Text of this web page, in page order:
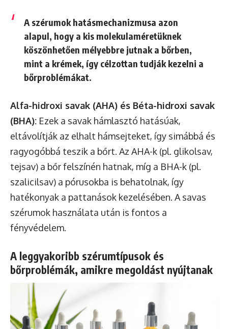
A szérumok hatásmechanizmusa azon
alapul, hogy a kis molekulaméretüknek
köszönhetően mélyebbre jutnak a bőrben,
mint a krémek, így célzottan tudják kezelni a
bőrproblémákat.
Alfa-hidroxi savak (AHA) és Béta-hidroxi savak
(BHA): Ezek a savak hámlasztó hatásúak,
eltávolítják az elhalt hámsejteket, így simábbá és
ragyogóbbá teszik a bőrt. Az AHA-k (pl. glikolsav,
tejsav) a bőr felszínén hatnak, míg a BHA-k (pl.
szalicilsav) a pórusokba is behatolnak, így
hatékonyak a pattanások kezelésében. A savas
szérumok használata után is fontos a
fényvédelem.
A leggyakoribb szérumtípusok és
bőrproblémák, amikre megoldást nyújtanak